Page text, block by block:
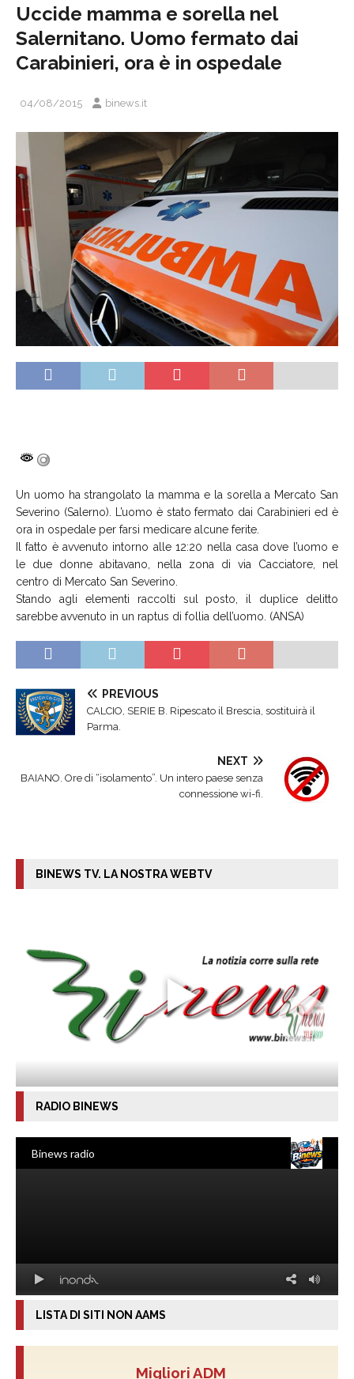
Uccide mamma e sorella nel
Salernitano. Uomo fermato dai
Carabinieri, ora è in ospedale
04/08/2015 binews.it
Un uomo ha strangolato la mamma e la sorella a Mercato San
Severino (Salerno). L’uomo è stato fermato dai Carabinieri ed è
ora in ospedale per farsi medicare alcune ferite.
Il fatto è avvenuto intorno alle 12:20 nella casa dove l’uomo e
le due donne abitavano, nella zona di via Cacciatore, nel
centro di Mercato San Severino.
Stando agli elementi raccolti sul posto, il duplice delitto
sarebbe avvenuto in un raptus di follia dell’uomo. (ANSA)
PREVIOUS
CALCIO, SERIE B. Ripescato il Brescia, sostituirà il
Parma.
NEXT
BAIANO. Ore di “isolamento”. Un intero paese senza
connessione wi-fi.
BINEWS TV. LA NOSTRA WEBTV
RADIO BINEWS
LISTA DI SITI NON AAMS
Migliori ADM